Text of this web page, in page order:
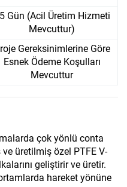
Gün (Acil Üretim Hizmeti
Mevcuttur)
Gereksinimlerine Göre
Esnek Ödeme Koşulları
Mevcuttur
çok yönlü conta
üretilmiş özel PTFE V-
geliştirir ve üretir.
hareket yönüne